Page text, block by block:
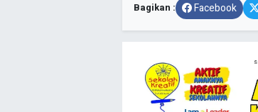
Bagikan : Facebook